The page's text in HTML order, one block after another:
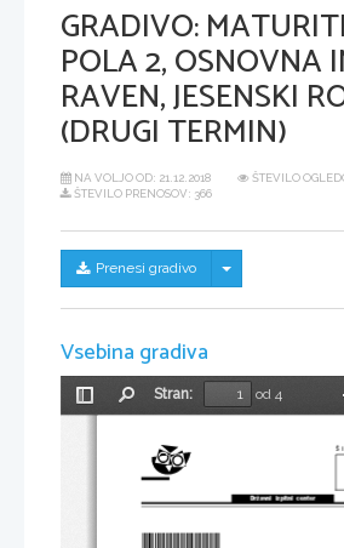
GRADIVO:
POLA 2, OSNOVNA
RAVEN, JESENSKI
(DRUGI TERMIN)
NA VOLJO OD: 21.12.2018
ŠTEVILO
ŠTEVILO PRENOSOV: 366
Prenesi gradivo Skrij/prikaži meni
Vsebina gradiva
Preklopi
Stran:
od 4
Državni  izpitni  center